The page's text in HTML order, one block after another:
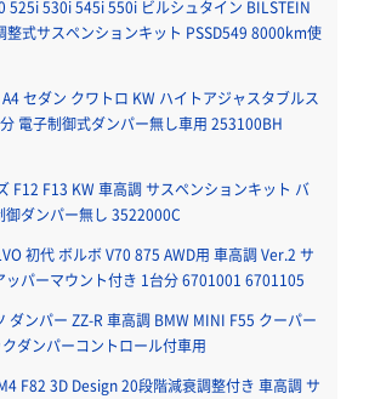
525i 530i 545i 550i ビルシュタイン BILSTEIN
整式サスペンションキット PSSD549 8000km使
セダン クワトロ KW ハイトアジャスタブルス
電子制御式ダンパー無し車用 253100BH
F12 F13 KW 車高調 サスペンションキット バ
御ダンパー無し 3522000C
初代 ボルボ V70 875 AWD用 車高調 Ver.2 サ
ッパーマウント付き 1台分 6701001 6701105
ダンパー ZZ-R 車高調 BMW MINI F55 クーパー
ダンパーコントロール付車用
F82 3D Design 20段階減衰調整付き 車高調 サ